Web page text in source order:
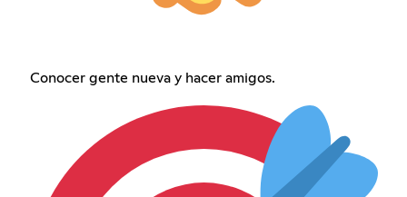
Conocer gente nueva y hacer amigos.